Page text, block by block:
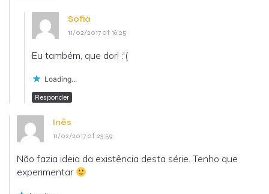
Sofia
11/02/2017 at 16:25
Eu também, que dor! :'(
Loading...
Responder
Inês
11/02/2017 at 23:59
Não fazia ideia da existência desta série. Tenho que
experimentar